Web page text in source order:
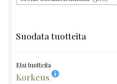
Suodata tuotteita
Etsi tuotteita
Korkeus